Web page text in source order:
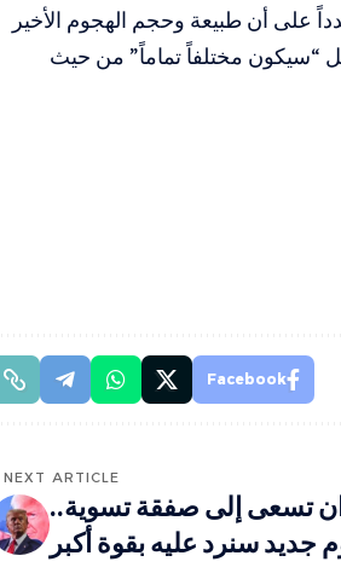
على أن طبيعة وحجم الهجوم الأخير
“سيكون مختلفاً تماماً” من حيث
Facebook
NEXT ARTICLE
تسعى إلى صفقة تسوية..
جديد سنرد عليه بقوة أكبر